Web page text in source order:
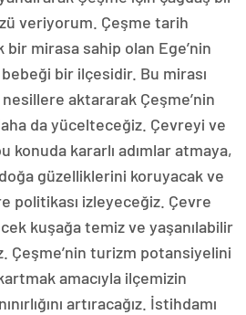
veriyorum. Çeşme tarih
bir mirasa sahip olan Ege’nin
bir ilçesidir. Bu mirası
aktararak Çeşme’nin
da yücelteceğiz. Çevreyi ve
konuda kararlı adımlar atmaya,
güzelliklerini koruyacak ve
politikası izleyeceğiz. Çevre
kuşağa temiz ve yaşanılabilir
Çeşme’nin turizm potansiyelini
amacıyla ilçemizin
artıracağız. İstihdamı